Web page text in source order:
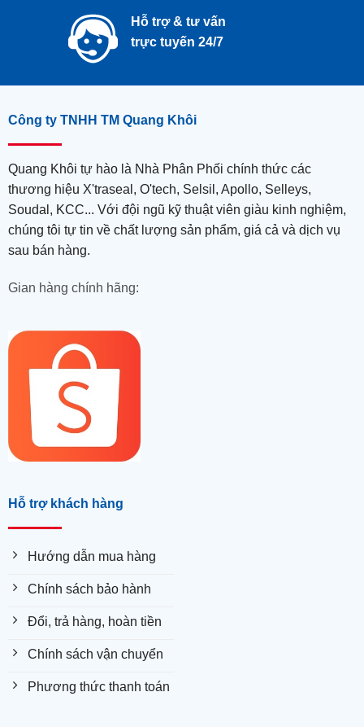
Hỗ trợ & tư vấn
trực tuyến 24/7
Công ty TNHH TM Quang Khôi
Quang Khôi tự hào là Nhà Phân Phối chính thức các
thương hiệu X'traseal, O'tech, Selsil, Apollo, Selleys,
Soudal, KCC... Với đội ngũ kỹ thuật viên giàu kinh nghiệm,
chúng tôi tự tin về chất lượng sản phẩm, giá cả và dịch vụ
sau bán hàng.
Gian hàng chính hãng:
Hỗ trợ khách hàng
Hướng dẫn mua hàng
Chính sách bảo hành
Đổi, trả hàng, hoàn tiền
Chính sách vận chuyển
Phương thức thanh toán